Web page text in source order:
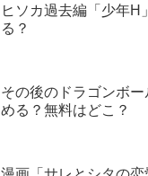
ヒソカ過去編「少年H
る？
その後のドラゴンボ
める？無料はどこ？